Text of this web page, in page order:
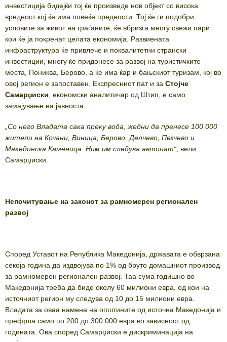
инвестиција бидејќи тој ќе произведе нов објект со висока
вредност кој ќе има повеќе предности. Тој ќе ги подобри
условите за живот на граѓаните, ќе вбризга многу свежи пари
кои ќе ја покренат целата економија. Развиената
инфраструктура ќе привлече и поквалитетни странски
инвестиции, многу ќе придонесе за развој на туристичките
места, Пониква, Берово, а ќе има ќар и бањскиот туризам, кој во
овој регион е запоставен. Експресниот пат и за Стојче
Самарџиски , економски аналитичар од Штип, е само
замајување на јавноста.
„Со него Владата сака преку вода, жедни да пренесе 100.000
жители на Кочани, Виница, Берово, Делчево, Пехчево и
Македонска Каменица. Ним им следува автопат“ , вели
Самарџиски.
Непочитување на законот за рамномерен регионален
развој
Според Уставот на Република Македонија, државата е обврзана
секоја година да издвојува по 1% од бруто домашниот производ
за рамномерен регионален развој. Таа сума годишно во
Македонија треба да биде околу 60 милиони евра, од кои на
источниот регион му следува од 10 до 15 милиони евра.
Владата за оваа намена на општините од источна Македонија и
префрла само по 200 до 300.000 евра во зависност од
годината. Ова според Самарџиски е дискриминација на